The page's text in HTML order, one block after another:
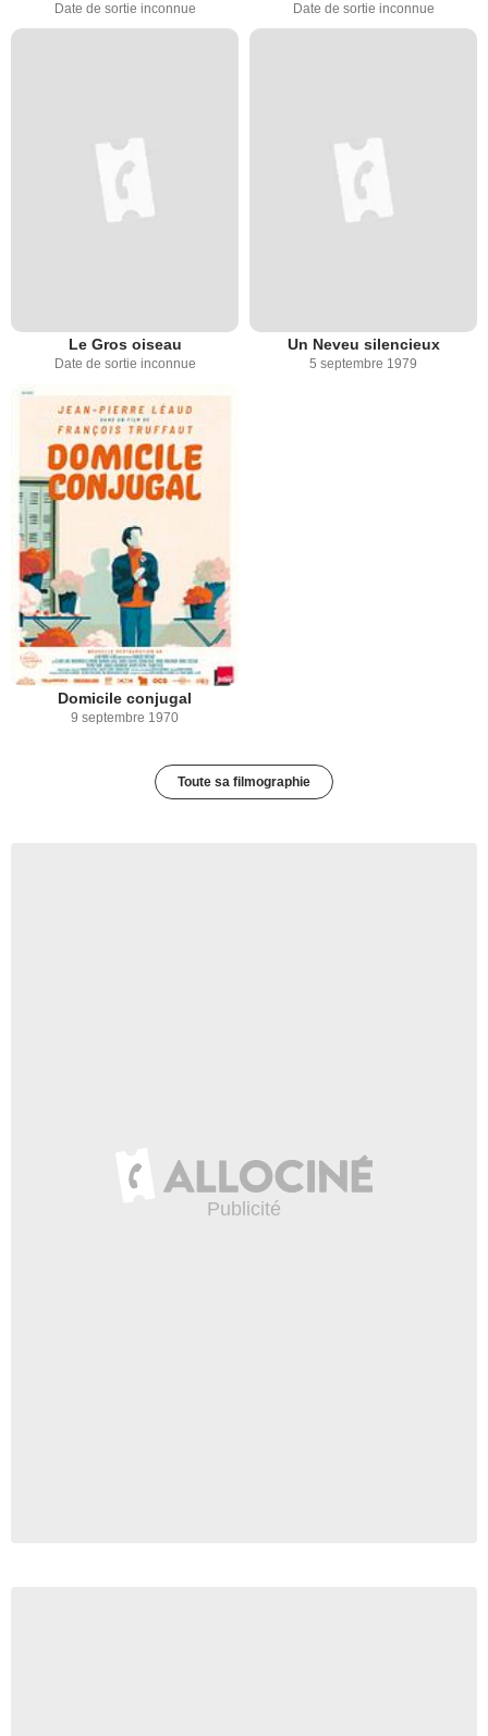
Date de sortie inconnue Date de sortie inconnue
Le Gros oiseau
Date de sortie inconnue
Un Neveu silencieux
5 septembre 1979
Domicile conjugal
9 septembre 1970
Toute sa filmographie